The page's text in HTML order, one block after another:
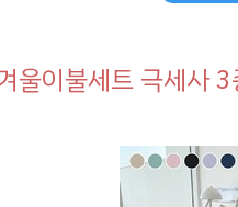
울이불세트 극세사